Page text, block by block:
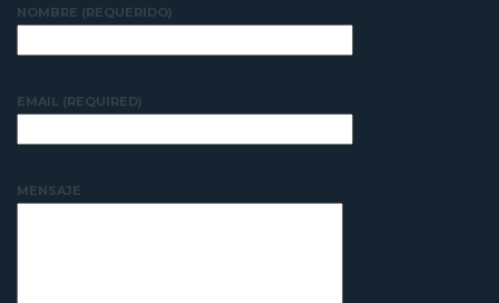
NOMBRE (REQUERIDO)
EMAIL (REQUIRED)
MENSAJE